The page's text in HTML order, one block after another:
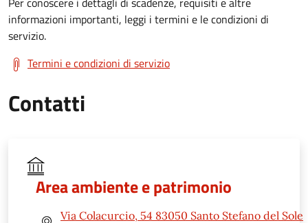
informazioni importanti, leggi i termini e le condizioni di
servizio.
Termini e condizioni di servizio
Contatti
Area ambiente e patrimonio
Via Colacurcio, 54 83050 Santo Stefano del Sole